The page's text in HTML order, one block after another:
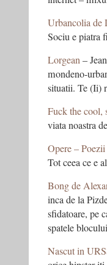
Urbancolia de
Sociu e piatra
Lorgean–
mondeno-
situatii. Te (Ii)
Fuck the cool,
viata noastra
Opere –
Tot ceea ce e
Bong de
inca de la
sfidatoare, pe
spatele
Nascut in